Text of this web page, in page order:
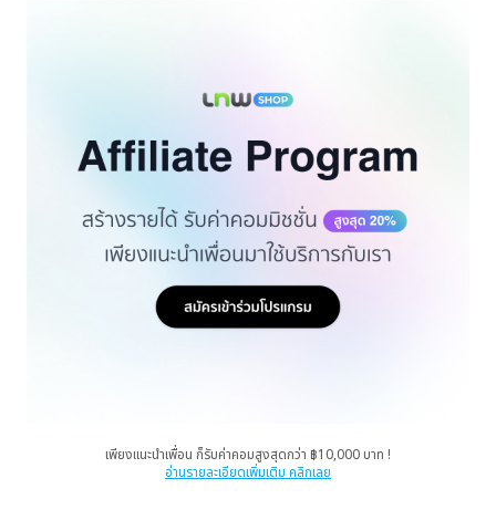
เพียงแนะนำเพื่อน ก็รับค่าคอมสูงสุดกว่า ฿10,000 บาท !
อ่านรายละเอียดเพิ่มเติม คลิกเลย